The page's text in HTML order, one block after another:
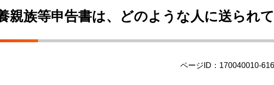
親族等申告書は、どのような人に送られ
ページID：170040010-